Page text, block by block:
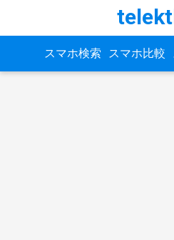
スマホ検索 スマホ比較